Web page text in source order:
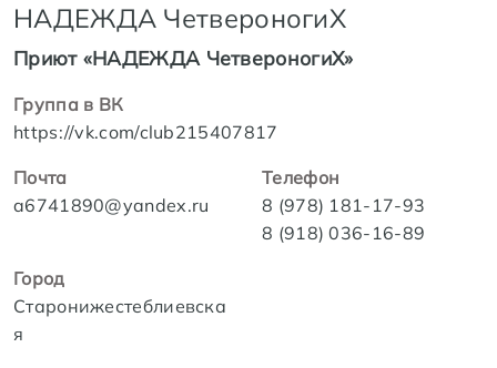
НАДЕЖДА ЧетвероногиХ
Приют «НАДЕЖДА ЧетвероногиХ»
Группа в ВК
https://vk.com/club215407817
Почта
a6741890@yandex.ru
Телефон
8 (978) 181-17-93
8 (918) 036-16-89
Город
Старонижестеблиевска
я